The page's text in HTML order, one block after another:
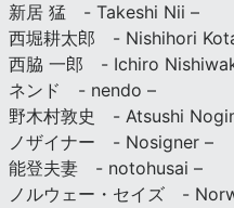
新居 猛 - Takeshi Nii –
西堀耕太郎 - Nishihori
西脇 一郎 - Ichiro
ネンド - nendo –
野木村敦史 - Atsushi
ノザイナー - Nosigner –
能登夫妻 - notohusai –
ノルウェー・セイズ -